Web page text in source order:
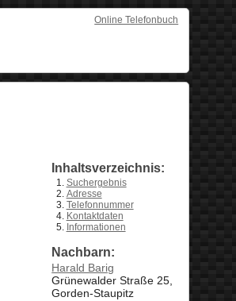
Online Telefonbuch
Inhaltsverzeichnis:
Suchergebnis
Adresse
Telefonnummer
Kontaktdaten
Informationen
Nachbarn:
Harald Barig
Grünewalder Straße 25,
Gorden-Staupitz